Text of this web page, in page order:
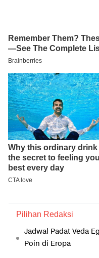
Pilihan Redaksi
Jadwal Padat Veda
Poin di Eropa